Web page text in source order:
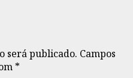
será publicado. Campos
*